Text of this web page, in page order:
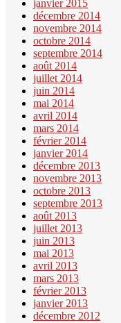
janvier 2015
décembre 2014
novembre 2014
octobre 2014
septembre 2014
août 2014
juillet 2014
juin 2014
mai 2014
avril 2014
mars 2014
février 2014
janvier 2014
décembre 2013
novembre 2013
octobre 2013
septembre 2013
août 2013
juillet 2013
juin 2013
mai 2013
avril 2013
mars 2013
février 2013
janvier 2013
décembre 2012